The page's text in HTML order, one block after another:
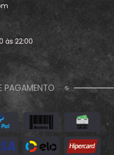
às 22:00
PAGAMENTO